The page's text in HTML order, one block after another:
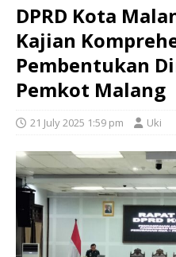
DPRD Kota
Kajian
Pembentukan
Pemkot Malang
21 July 2025 1:59 pm Uki